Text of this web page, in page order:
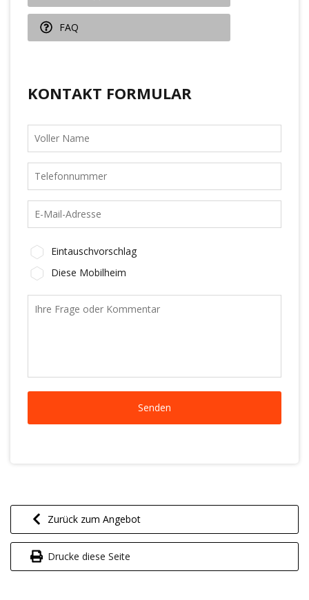
FAQ
KONTAKT FORMULAR
Eintauschvorschlag
Diese Mobilheim
Zurück zum Angebot
Drucke diese Seite